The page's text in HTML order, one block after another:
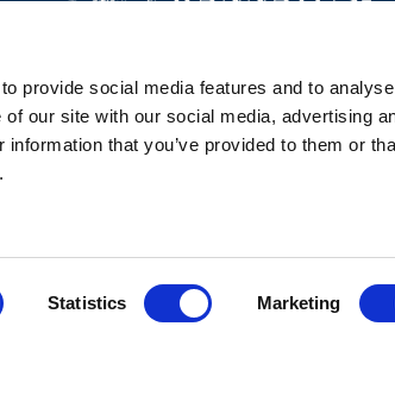
provide social media features and to
our site with our social media, advertising
that you’ve provided to them or
Statistics Marketing
GitHubissa
Seravo LinkedInissä
Seravo Facebookissa
Seravo Instagramissa
Seravo X:ssä
Seravo YouTubessa
Seravo Blueskyssa
•Toimitusehdot